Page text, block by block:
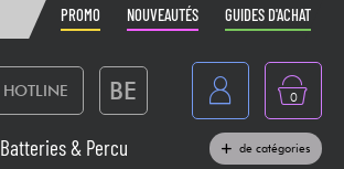
PROMO NOUVEAUTÉS GUIDES D'ACHAT
HOTLINE BE 0
Batteries & Percu
de catégories